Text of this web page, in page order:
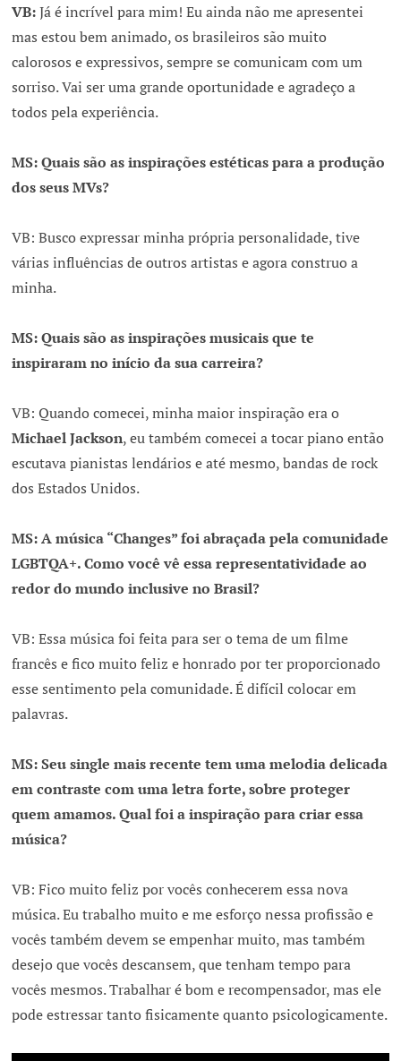
VB:Já é incrível para mim! Eu ainda não me apresentei
mas estou bem animado, os brasileiros são muito
calorosos e expressivos, sempre se comunicam com um
sorriso. Vai ser uma grande oportunidade e agradeço a
todos pela experiência.
MS: Quais são as inspirações estéticas para a produção
dos seus MVs?
VB: Busco expressar minha própria personalidade, tive
várias influências de outros artistas e agora construo a
minha.
MS: Quais são as inspirações musicais que te
inspiraram no início da sua carreira?
VB: Quando comecei, minha maior inspiração era o
Michael Jackson, eu também comecei a tocar piano então
escutava pianistas lendários e até mesmo, bandas de rock
dos Estados Unidos.
MS: A música “Changes” foi abraçada pela comunidade
LGBTQA+. Como você vê essa representatividade ao
redor do mundo inclusive no Brasil?
VB: Essa música foi feita para ser o tema de um filme
francês e fico muito feliz e honrado por ter proporcionado
esse sentimento pela comunidade. É difícil colocar em
palavras.
MS: Seu single mais recente tem uma melodia delicada
em contraste com uma letra forte, sobre proteger
quem amamos. Qual foi a inspiração para criar essa
música?
VB: Fico muito feliz por vocês conhecerem essa nova
música. Eu trabalho muito e me esforço nessa profissão e
vocês também devem se empenhar muito, mas também
desejo que vocês descansem, que tenham tempo para
vocês mesmos. Trabalhar é bom e recompensador, mas ele
pode estressar tanto fisicamente quanto psicologicamente.